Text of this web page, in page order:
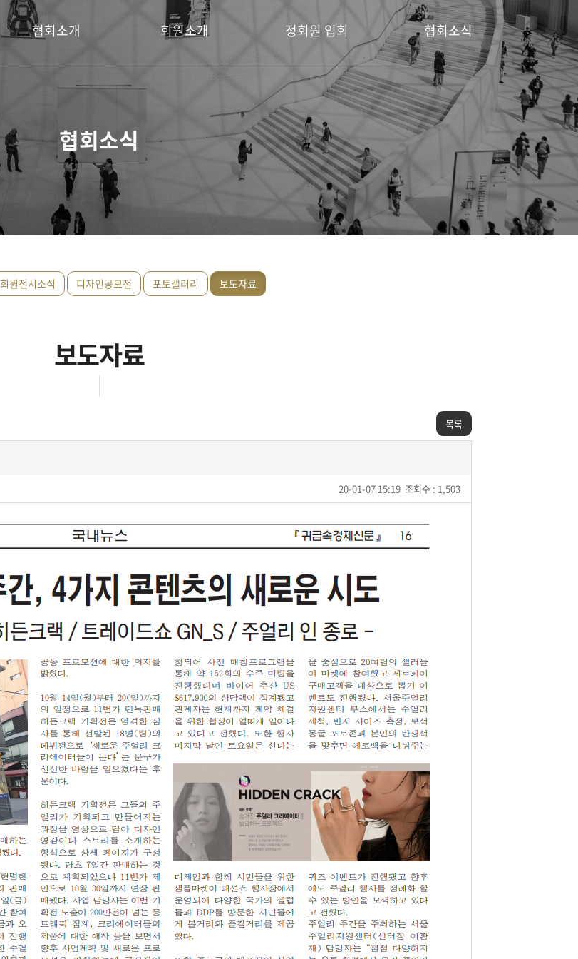
협회소개
회장 인사말
연혁
회원소개
명예회장
운영위원
이사
정회원 입회
정회원 입회 안내
협회소식
공지사항
회원전시소식
디자인공모전
보도자료
협회소식
회원전시소식 디자인공모전 포토갤러리 보도자료
보도자료
목록
조회수 : 1,503
20-01-07 15:19